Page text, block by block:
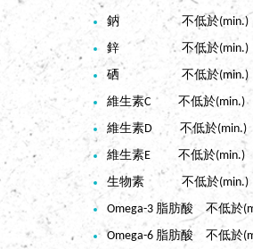
鈉 不低於(min.)
鋅 不低於(min.)
硒 不低於(min.)
維生素C 不低於(min.)
維生素D 不低於(min.)
維生素E 不低於(min.)
生物素 不低於(min.)
Omega-3 脂肪酸 不低於
Omega-6 脂肪酸 不低於